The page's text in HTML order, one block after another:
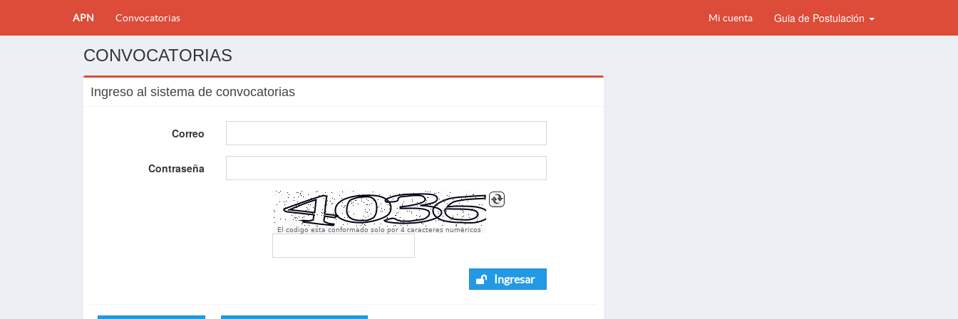
APN Convocatorias Mi cuenta Guia de Postulación
CONVOCATORIAS
Ingreso al sistema de convocatorias
Correo
Contraseña
El codigo esta conformado solo por 4 caracteres numèricos
Ingresar